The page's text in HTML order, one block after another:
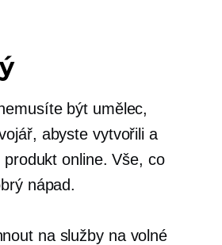
být umělec,
abyste vytvořili a
online. Vše, co
nápad.
na služby na volné